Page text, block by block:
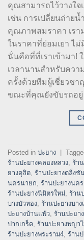
คุณสามารถไว้วางใ
เช่น การเปลี่ยนถ่าย
คุณภาพสมราคา เรา
ในราคาที่ย่อมเยา ไ
นั่นคือที่ที่เราเข้ามา!
เวลานานสำหรับควา
ครั้งด้วยทีมผู้เชี่ยวชา
ขณะที่คุณยังขับรถอยู่
Posted in ปะยาง
ร้านปะยางคลองหลวง, ร้า
ยางดุสิต, ร้านปะยางตลิ่งชั
นครนายก, ร้านปะยางนค
ร้านปะยางนิมิตรใหม่, ร้าน
บางบัวทอง, ร้านปะยางบาง
ปะยางบ้านแพ้ว, ร้านปะยา
ปากเกร็ด, ร้านปะยางพญา
ร้านปะยางพระราม4, ร้าน